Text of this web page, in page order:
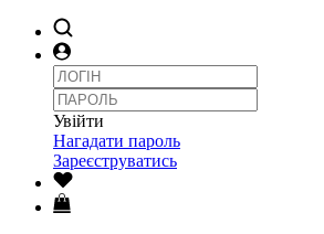
Увійти
Нагадати пароль
Зареєструватись